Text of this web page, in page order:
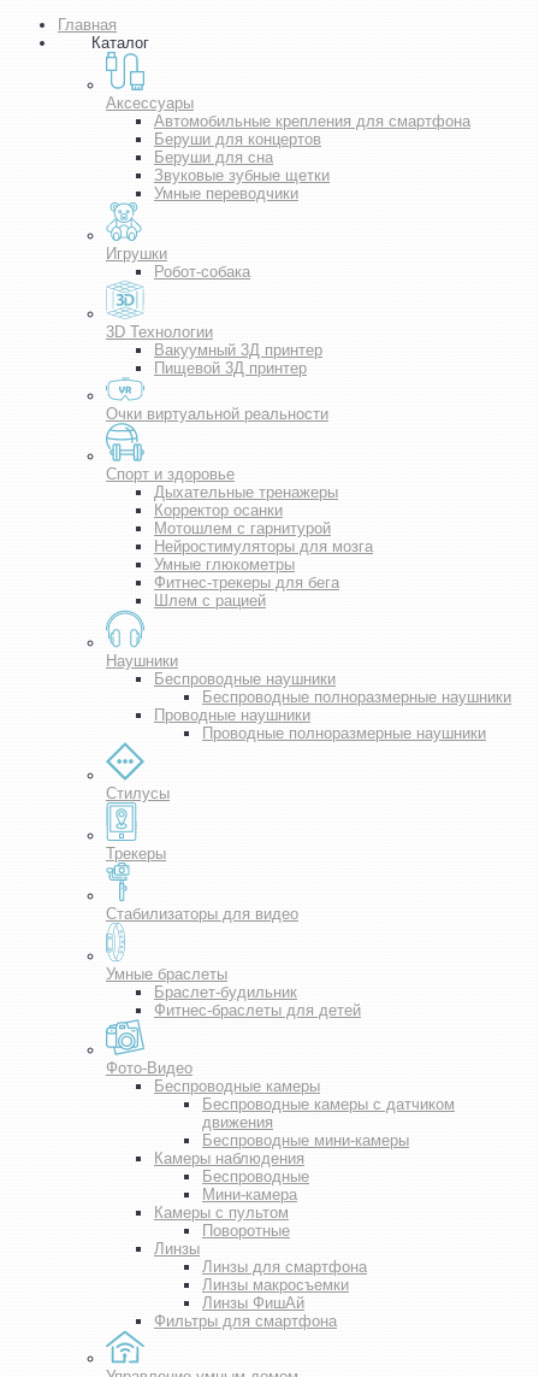
Главная
Каталог
Аксессуары
Автомобильные крепления для смартфона
Беруши для концертов
Беруши для сна
Звуковые зубные щетки
Умные переводчики
Игрушки
Робот-собака
3D Технологии
Вакуумный 3Д принтер
Пищевой 3Д принтер
Очки виртуальной реальности
Спорт и здоровье
Дыхательные тренажеры
Корректор осанки
Мотошлем с гарнитурой
Нейростимуляторы для мозга
Умные глюкометры
Фитнес-трекеры для бега
Шлем с рацией
Наушники
Беспроводные наушники
Беспроводные полноразмерные наушники
Проводные наушники
Проводные полноразмерные наушники
Стилусы
Трекеры
Стабилизаторы для видео
Умные браслеты
Браслет-будильник
Фитнес-браслеты для детей
Фото-Видео
Беспроводные камеры
Беспроводные камеры с датчиком
движения
Беспроводные мини-камеры
Камеры наблюдения
Беспроводные
Мини-камера
Камеры с пультом
Поворотные
Линзы
Линзы для смартфона
Линзы макросъемки
Линзы ФишАй
Фильтры для смартфона